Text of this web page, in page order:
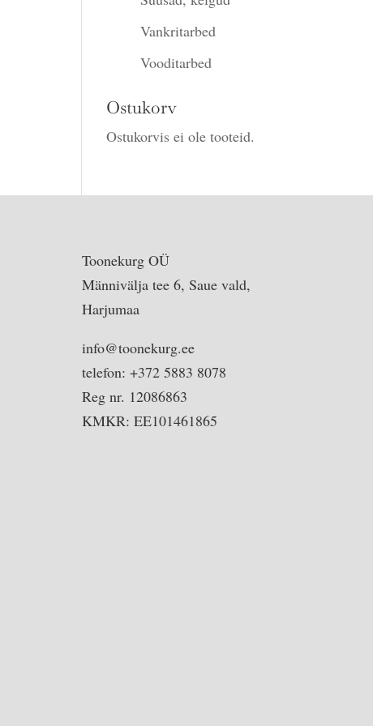
Vankritarbed
Vooditarbed
Ostukorv
Ostukorvis ei ole tooteid.
Toonekurg OÜ
Männivälja tee 6, Saue vald,
Harjumaa
info@toonekurg.ee
telefon: +372 5883 8078
Reg nr. 12086863
KMKR: EE101461865